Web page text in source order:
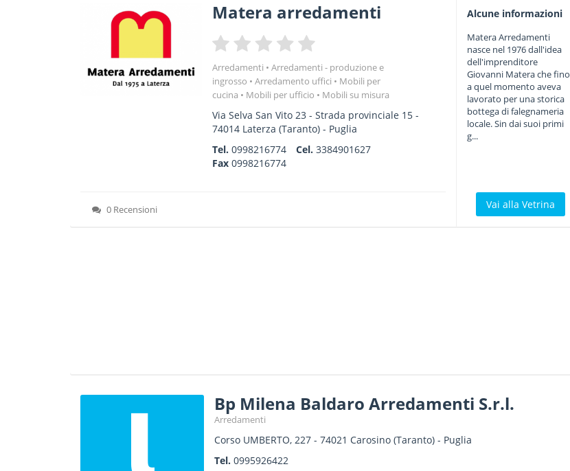
Matera arredamenti
Arredamenti
Arredamenti - produzione e
ingrosso
Arredamento uffici
Mobili per
cucina
Mobili per ufficio Mobili su misura
Via Selva San Vito 23 - Strada provinciale 15 -
74014 Laterza (Taranto) - Puglia
Tel.0998216774 Cel.3384901627
Fax0998216774
0 Recensioni
Alcune informazioni
Matera Arredamenti
nasce nel 1976 dall'idea
dell'imprenditore
Giovanni Matera che fino
a quel momento aveva
lavorato per una storica
bottega di falegnameria
locale. Sin dai suoi primi
g...
Vai alla Vetrina
Bp Milena Baldaro Arredamenti S.r.l.
Arredamenti
Corso UMBERTO, 227- 74021 Carosino(Taranto) - Puglia
Tel. 0995926422